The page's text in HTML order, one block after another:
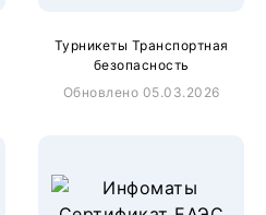
Турникеты Транспортная
безопасность
Обновлено 05.03.2026